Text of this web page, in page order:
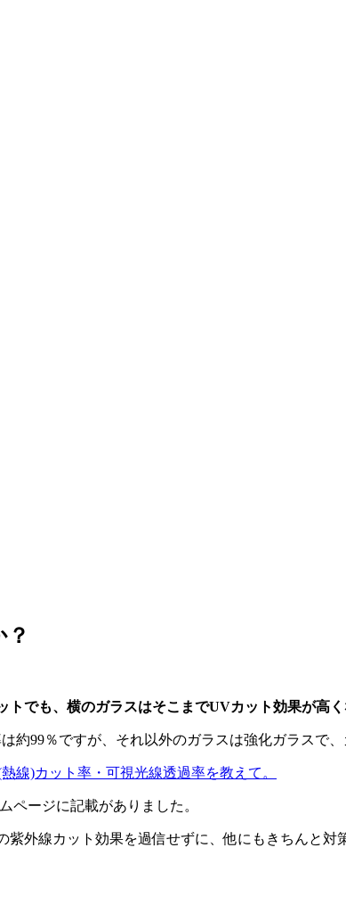
トでも、横のガラスはそこまでUVカット効果が高
99％ですが、それ以外のガラスは強化ガラスで、
線)カット率・可視光線透過率を教えて。
ージに記載がありました。
外線カット効果を過信せずに、他にもきちんと対